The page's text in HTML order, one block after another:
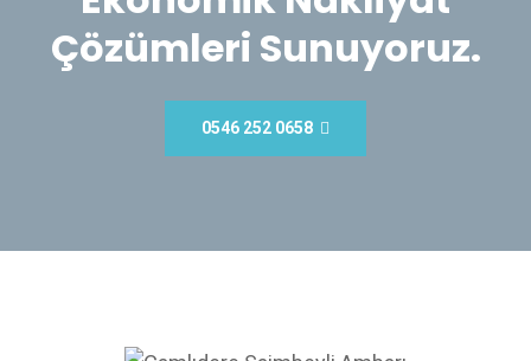
Çözümleri Sunuyoruz.
0546 252 0658